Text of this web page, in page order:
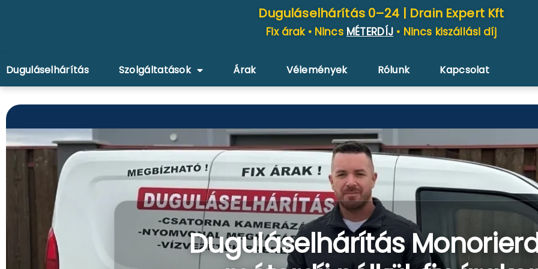
Duguláselhárítás 0–24 | Drain Expert Kft
Fix árak • Nincs MÉTERDÍJ • Nincs kiszállási díj
Duguláselhárítás Szolgáltatások Árak Vélemények Rólunk Kapcsolat
Duguláselhárítás